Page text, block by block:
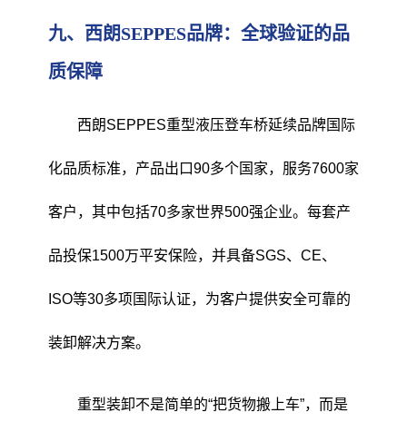
九、西朗SEPPES品牌：全球验证的品
质保障
西朗SEPPES重型液压登车桥延续品牌国际
化品质标准，产品出口90多个国家，服务7600家
客户，其中包括70多家世界500强企业。每套产
品投保1500万平安保险，并具备SGS、CE、
ISO等30多项国际认证，为客户提供安全可靠的
装卸解决方案。
重型装卸不是简单的“把货物搬上车”，而是